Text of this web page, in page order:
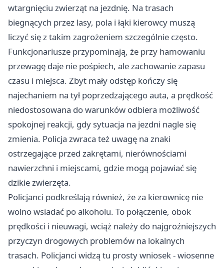
wtargnięciu zwierząt na jezdnię. Na trasach
biegnących przez lasy, pola i łąki kierowcy muszą
liczyć się z takim zagrożeniem szczególnie często.
Funkcjonariusze przypominają, że przy hamowaniu
przewagę daje nie pośpiech, ale zachowanie zapasu
czasu i miejsca. Zbyt mały odstęp kończy się
najechaniem na tył poprzedzającego auta, a prędkość
niedostosowana do warunków odbiera możliwość
spokojnej reakcji, gdy sytuacja na jezdni nagle się
zmienia. Policja zwraca też uwagę na znaki
ostrzegające przed zakrętami, nierównościami
nawierzchni i miejscami, gdzie mogą pojawiać się
dzikie zwierzęta.
Policjanci podkreślają również, że za kierownicę nie
wolno wsiadać po alkoholu. To połączenie, obok
prędkości i nieuwagi, wciąż należy do najgroźniejszych
przyczyn drogowych problemów na lokalnych
trasach. Policjanci widzą tu prosty wniosek - wiosenne